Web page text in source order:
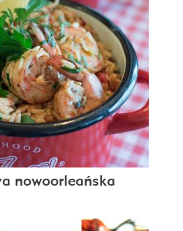
nowoorleańska